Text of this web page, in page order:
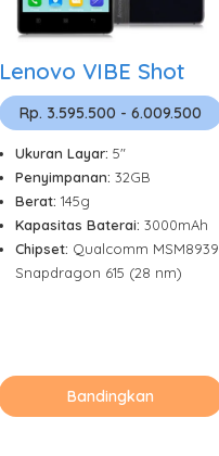
Lenovo VIBE Shot
Rp. 3.595.500 - 6.009.500
Ukuran Layar: 5"
Penyimpanan: 32GB
Berat: 145g
Kapasitas Baterai: 3000mAh
Chipset: Qualcomm MSM8939
Snapdragon 615 (28 nm)
Bandingkan